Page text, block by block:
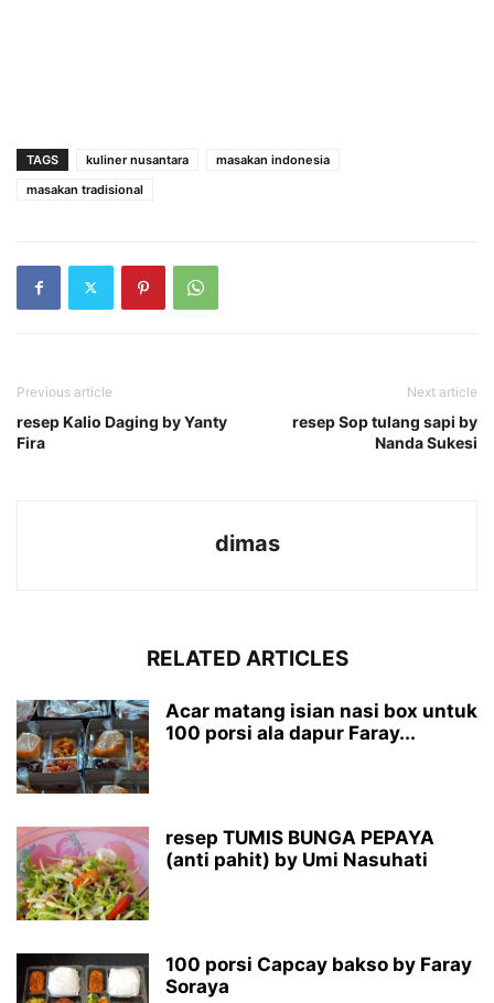
TAGS kuliner nusantara
masakan indonesia
masakan tradisional
Previous article
resep Kalio Daging by Yanty
Fira
Next article
resep Sop tulang sapi by
Nanda Sukesi
dimas
RELATED ARTICLES
Acar matang isian nasi box untuk
100 porsi ala dapur Faray...
resep TUMIS BUNGA PEPAYA
(anti pahit) by Umi Nasuhati
100 porsi Capcay bakso by Faray
Soraya